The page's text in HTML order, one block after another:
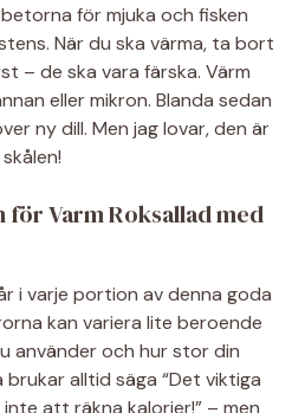
för mjuka och fisken
När du ska värma, ta bort
– de ska vara färska. Värm
eller mikron. Blanda sedan
ny dill. Men jag lovar, den är
Varm Roksallad med
i varje portion av denna goda
kan variera lite beroende
använder och hur stor din
brukar alltid säga “Det viktiga
att räkna kalorier!” – men